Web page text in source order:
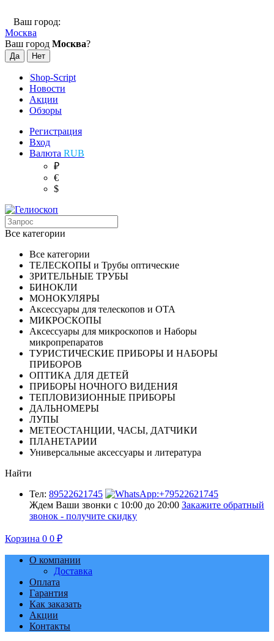
Ваш город:
Москва
Ваш город Москва?
Shop-Script
Новости
Акции
Обзоры
Регистрация
Вход
Валюта RUB
₽
€
$
Все категории
Все категории
ТЕЛЕСКОПЫ и Трубы оптические
ЗРИТЕЛЬНЫЕ ТРУБЫ
БИНОКЛИ
МОНОКУЛЯРЫ
Аксессуары для телескопов и ОТА
МИКРОСКОПЫ
Аксессуары для микроскопов и Наборы
микропрепаратов
ТУРИСТИЧЕСКИЕ ПРИБОРЫ И НАБОРЫ
ПРИБОРОВ
ОПТИКА ДЛЯ ДЕТЕЙ
ПРИБОРЫ НОЧНОГО ВИДЕНИЯ
ТЕПЛОВИЗИОННЫЕ ПРИБОРЫ
ДАЛЬНОМЕРЫ
ЛУПЫ
МЕТЕОСТАНЦИИ, ЧАСЫ, ДАТЧИКИ
ПЛАНЕТАРИИ
Универсальные аксессуары и литература
Найти
Тел: 89522621745
Ждем Ваши звонки с 10:00 до 20:00 Закажите обратный
звонок - получите скидку
Корзина 0 0 ₽
О компании
Доставка
Оплата
Гарантия
Как заказать
Акции
Контакты